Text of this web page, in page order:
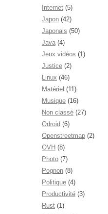
Internet (5)
Japon (42)
Japonais (50)
Java (4)
Jeux vidéos (1)
Justice (2)
Linux (46)
Matériel (11)
Musique (16)
Non classé (27)
Odroid (6)
Openstreetmap (2)
OVH (8)
Photo (7)
Pognon (8)
Politique (4)
Productivité (3)
Rust (1)